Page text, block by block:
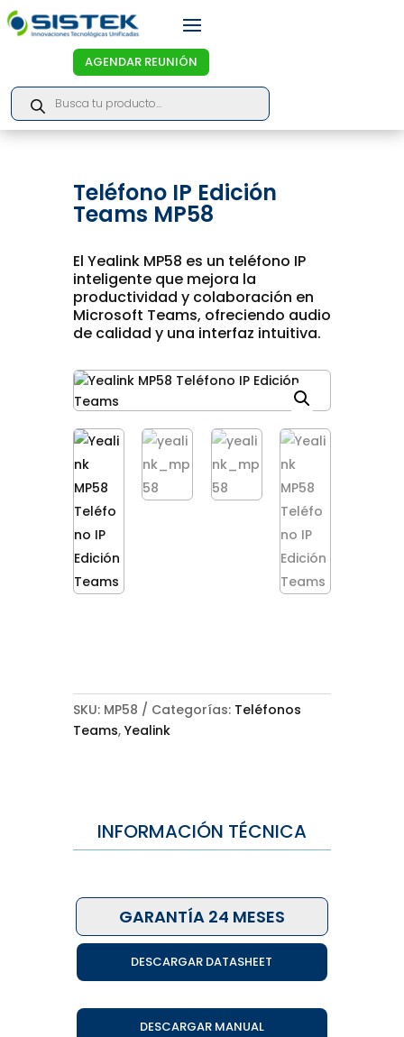
AGENDAR REUNIÓN
Products
search
Teléfono IP Edición
Teams MP58
El Yealink MP58 es un teléfono IP
inteligente que mejora la
productividad y colaboración en
Microsoft Teams, ofreciendo audio
de calidad y una interfaz intuitiva.
SKU: MP58 Categorías: Teléfonos
Teams, Yealink
INFORMACIÓN TÉCNICA
GARANTÍA 24 MESES
DESCARGAR DATASHEET
DESCARGAR MANUAL